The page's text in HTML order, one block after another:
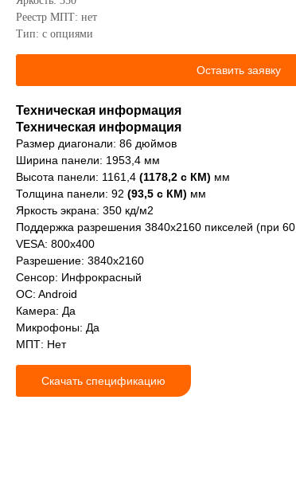
Реестр МПТ: нет
Тип: с опциями
Оставить заявку
Техническая информация
Техническая информация
Размер диагонали: 86 дюймов
Ширина панели: 1953,4 мм
Высота панели: 1161,4 (1178,2 с КМ) мм
Толщина панели: 92 (93,5 с КМ) мм
Яркость экрана: 350 кд/м2
Поддержка разрешения 3840х2160 пикселей (при
VESA: 800x400
Разрешение: 3840x2160
Сенсор: Инфрокрасный
OC: Android
Камера: Да
Микрофоны: Да
МПТ: Нет
Скачать спецификацию